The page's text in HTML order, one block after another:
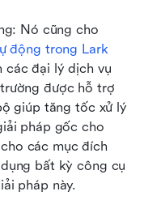
Nó cũng cho
động trong Lark
các đại lý dịch vụ
được hỗ trợ
giúp tăng tốc xử lý
pháp gốc cho
các mục đích
bất kỳ công cụ
pháp này.